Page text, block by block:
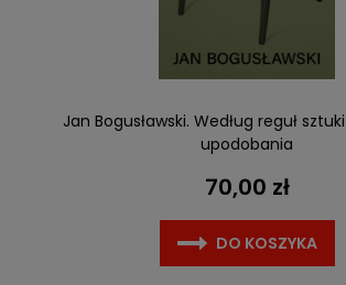
Jan Bogusławski. Według reguł
upodobania
70,00 zł
DO KOSZYKA